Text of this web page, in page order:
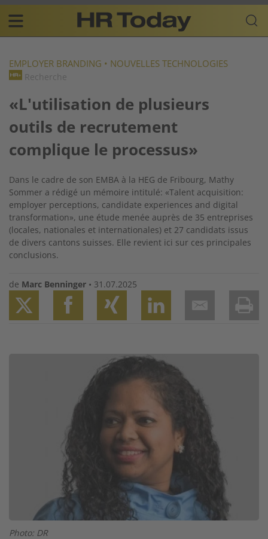
Skip
content
Plattform
für
Resources
navigation
FR
EMPLOYER BRANDING • NOUVELLES TECHNOLOGIES
Recherche
«L'utilisation de plusieurs
outils de recrutement
complique le processus»
Dans le cadre de son EMBA à la HEG de Fribourg, Mathy
Sommer a rédigé un mémoire intitulé: «Talent acquisition:
employer perceptions, candidate experiences and digital
transformation», une étude menée auprès de 35 entreprises
(locales, nationales et internationales) et 27 candidats issus
de divers cantons suisses. Elle revient ici sur ces principales
conclusions.
de Marc Benninger • 31.07.2025
Photo: DR